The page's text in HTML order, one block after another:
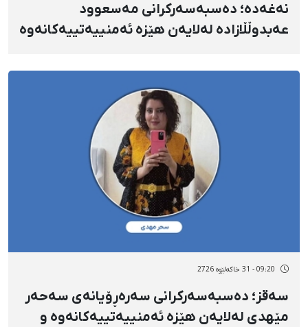
نەغەدە؛ دەسبەسەرکرانی مەسعوود
عەبدوڵڵازادە لەلایەن هێزە ئەمنییەتییەکانەوە
09:20 - 31 خاکەلێوه 2726
سەقز؛ دەسبەسەرکرانی سەرەڕۆیانەی سەحەر
مێهدی لەلایەن هێزە ئەمنییەتییەکانەوە و